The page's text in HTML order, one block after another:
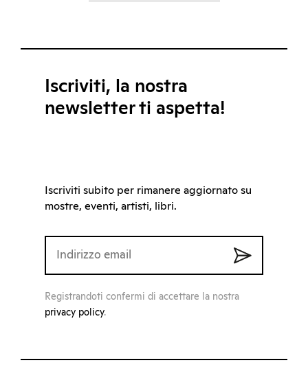
Iscriviti, la nostra
newsletter ti aspetta!
Iscriviti subito per rimanere aggiornato su
mostre, eventi, artisti, libri.
Registrandoti confermi di accettare la nostra
privacy policy.